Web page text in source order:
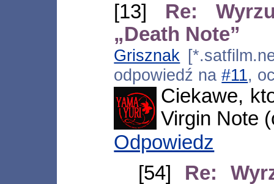
[13] Re:
„Death Note”
Grisznak
odpowiedź na#11,
Ciekawe,
Virgin Note
Odpowiedz
[54] Re: